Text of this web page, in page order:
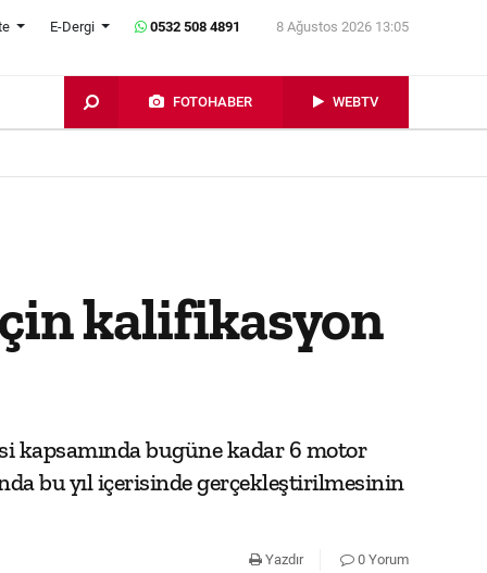
E-Dergi 0532 508 4891 8 Ağustos 2026 13:05
FOTOHABER WEBTV
kalifikasyon
kapsamında bugüne kadar 6 motor
bu yıl içerisinde gerçekleştirilmesinin
Yazdır 0 Yorum